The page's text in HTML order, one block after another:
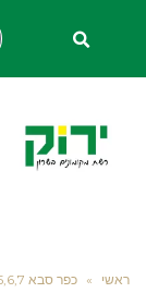
ראשי » כפר סבא 5,6,7 (עמוד 4)